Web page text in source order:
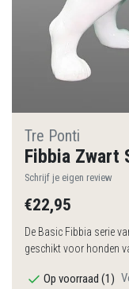
Tre Ponti
Fibbia Zwart
Schrijf je eigen review
€22,95
De Basic Fibbia serie
geschikt voor honden
Op voorraad (1)